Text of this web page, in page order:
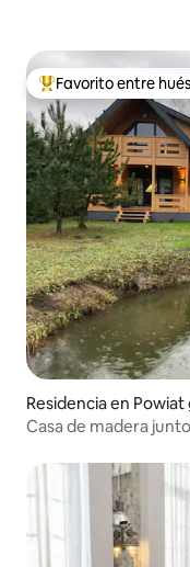
De los mejores en
Favorito entre
Residencia en
Casa de madera